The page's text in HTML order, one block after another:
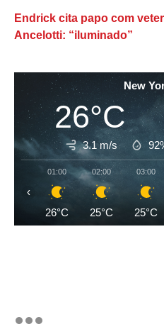
Endrick cita papo com
Ancelotti: “iluminado”
New
26°C
3.1 m/s
01:00
26°C
02:00
25°C
03:00
25°C
‹